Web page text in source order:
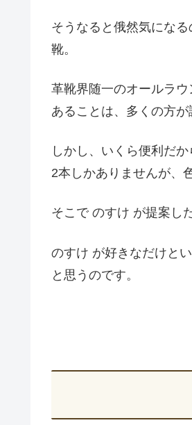
そうなると俄然気にな
靴。
革靴界随一のオールラ
あることは、多くの方が
しかし、いくら便利だ
2本しかありませんが、
そこで のすけ が提案し
のすけ が好きなだけと
と思うのです。